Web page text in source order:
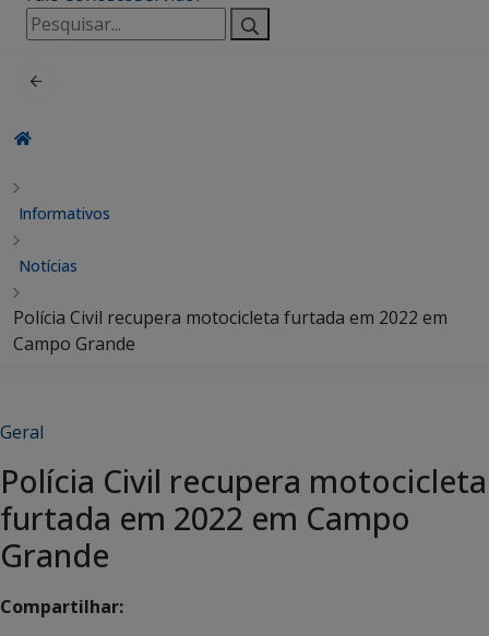
Pesquisar
por:
Informativos
Notícias
Polícia Civil recupera motocicleta furtada em 2022 em
Campo Grande
Geral
Polícia Civil recupera motocicleta
furtada em 2022 em Campo
Grande
Compartilhar: